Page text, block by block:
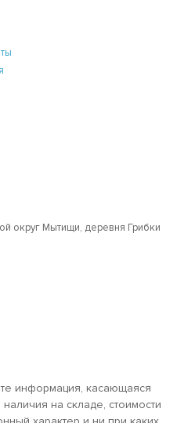
округ Мытищи, деревня Грибки
информация, касающаяся
наличия на складе, стоимости